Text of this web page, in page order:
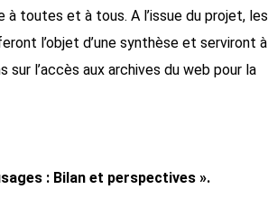
à toutes et à tous. A l’issue du projet, les
l’objet d’une synthèse et serviront à
sur l’accès aux archives du web pour la
: Bilan et perspectives ».